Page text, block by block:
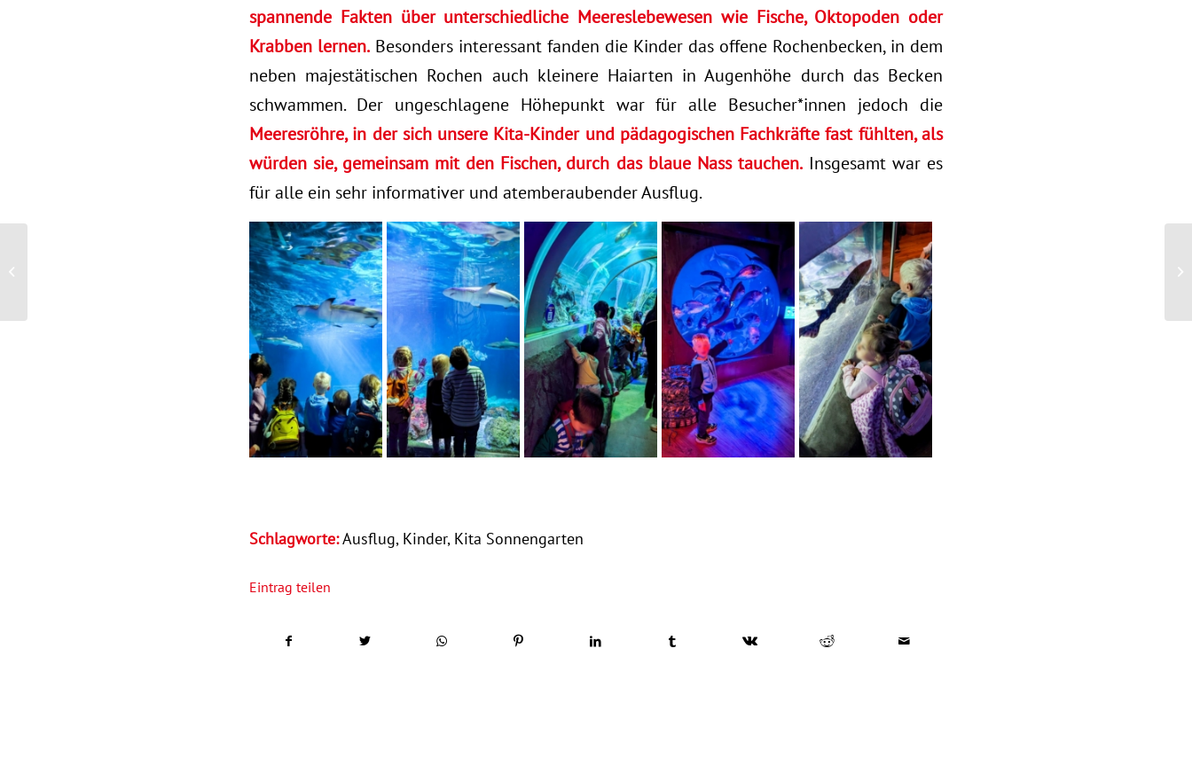
spannende Fakten über unterschiedliche Meereslebewesen wie Fische, Oktopoden oder
Krabben lernen. Besonders interessant fanden die Kinder das offene Rochenbecken, in dem
neben majestätischen Rochen auch kleinere Haiarten in Augenhöhe durch das Becken
schwammen. Der ungeschlagene Höhepunkt war für alle Besucher*innen jedoch die
Meeresröhre, in der sich unsere Kita-Kinder und pädagogischen Fachkräfte fast fühlten, als
würden sie, gemeinsam mit den Fischen, durch das blaue Nass tauchen.Insgesamt war es
für alle ein sehr informativer und atemberaubender Ausflug.
Schlagworte:Ausflug, Kinder, Kita Sonnengarten
Eintrag teilen